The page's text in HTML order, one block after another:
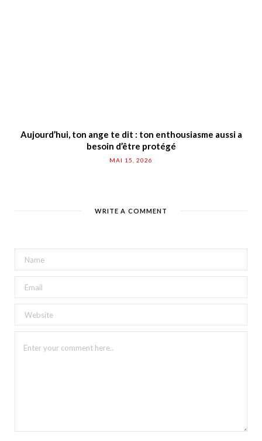
Aujourd’hui, ton ange te dit : ton enthousiasme aussi a
besoin d’être protégé
MAI 15, 2026
WRITE A COMMENT